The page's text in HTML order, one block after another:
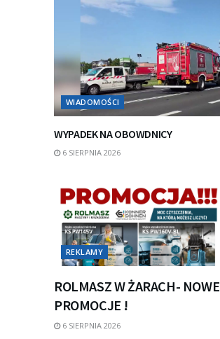
WIADOMOŚCI
WYPADEK NA OBOWDNICY
6 SIERPNIA 2026
REKLAMY
ROLMASZ W ŻARACH- NOWE
PROMOCJE !
6 SIERPNIA 2026